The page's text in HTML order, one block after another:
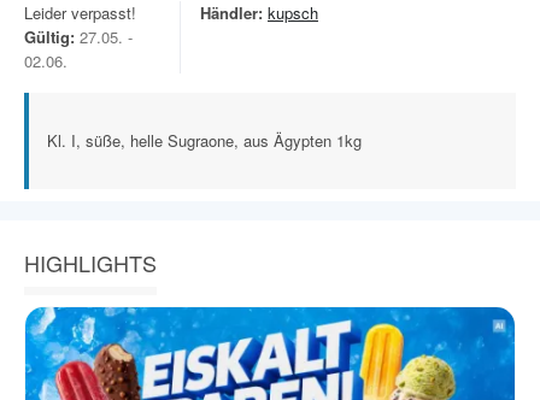
Leider verpasst!
Gültig: 27.05. -
02.06.
Händler: kupsch
Kl. I, süße, helle Sugraone, aus Ägypten 1kg
HIGHLIGHTS